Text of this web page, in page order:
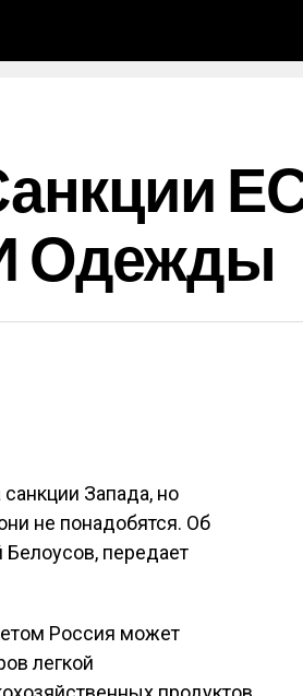
Одежды
Запада, но
не понадобятся. Об
передает
Россия может
легкой